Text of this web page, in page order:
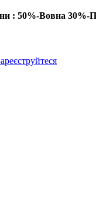
: 50%-Вовна 30%-